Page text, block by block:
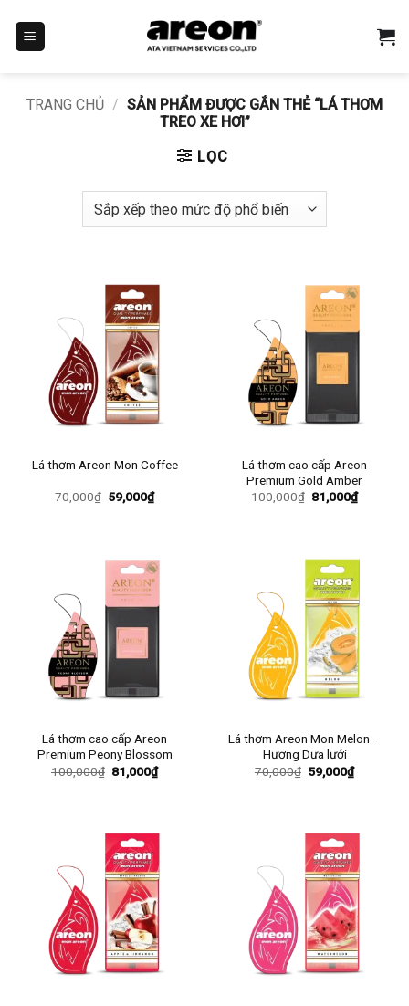
nội
TRANG CHỦ / SẢN PHẨM ĐƯỢC GẮN THẺ “LÁ THƠM
TREO XE HƠI”
LỌC
Lá thơm Areon Mon Coffee
70,000₫ Giá
gốc
59,000₫Giá
hiện
Lá thơm cao cấp Areon
Premium Gold Amber
100,000₫ Giá
gốc
81,000₫Giá
hiện
Lá thơm cao cấp Areon
Premium Peony Blossom
100,000₫ Giá
gốc
81,000₫Giá
hiện
Lá thơm Areon Mon Melon –
Hương Dưa lưới
70,000₫ Giá
gốc
59,000₫Giá
hiện